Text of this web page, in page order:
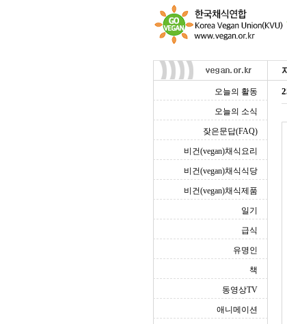
오늘의 활동
오늘의 소식
잦은문답(FAQ)
비건(vegan)채식요리
비건(vegan)채식식당
비건(vegan)채식제품
일기
급식
유명인
책
동영상TV
애니메이션